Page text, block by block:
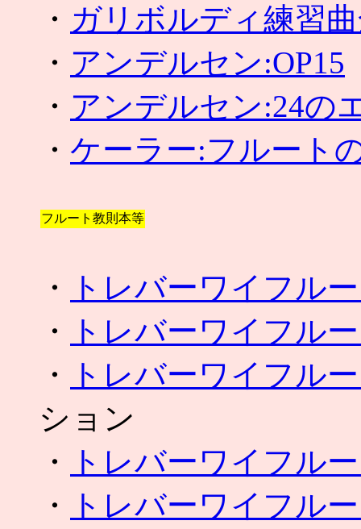
・ ガリボルディ練習
・ アンデルセン:OP15
・ アンデルセン:24の
・ ケーラー:フルート
フルート教則本等
・
トレバーワイフル
・
トレバーワイフル
・
トレバーワイフル
ション
・
トレバーワイフル
・
トレバーワイフル